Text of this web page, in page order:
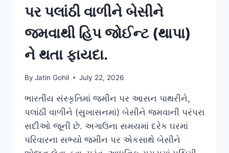
પર પલાંઠી વાળીને બેસીને
જમવાથી હિપ જોઈન્ટ (થાપા)
ને થતા ફાયદા.
By Jatin Gohil July 22, 2026
ભારતીય સંસ્કૃતિમાં જમીન પર આસન પાથરીને,
પલાંઠી વાળીને (સુખાસનમાં) બેસીને જમવાની પરંપરા
સદીઓ જૂની છે. અગાઉના સમયમાં દરેક ઘરમાં
પરિવારના સભ્યો જમીન પર એકસાથે બેસીને